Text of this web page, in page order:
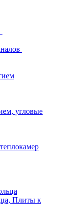
угловые
Плиты к